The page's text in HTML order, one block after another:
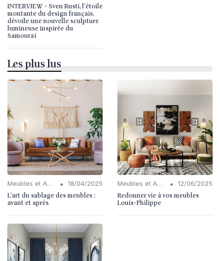
INTERVIEW - Sven Rusti, l'étoile
montante du design français,
dévoile une nouvelle sculpture
lumineuse inspirée du
Samouraï
Les plus lus
Meubles et Accessoires • 18/04/2025
L'art du sablage des meubles :
avant et après
Meubles et Accessoires • 12/06/2025
Redonner vie à vos meubles
Louis-Philippe